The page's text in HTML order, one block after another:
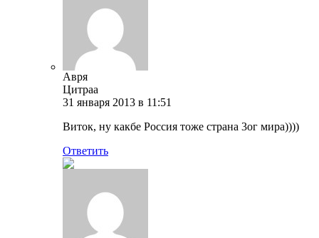
Авря
Цитраа
31 января 2013 в 11:51
Виток, ну какбе Россия тоже страна 3ог мира))))
Ответить